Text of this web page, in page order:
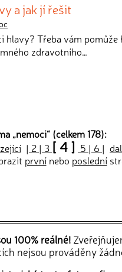
a jak jí řešit
hlavy? Třeba vám
zdravotního…
„nemoci“ (celkem 178):
| 2 | 3 [ 4 ] 5 | 6 |
prvnínebo poslední
100% reálné!
nejsou prováděny